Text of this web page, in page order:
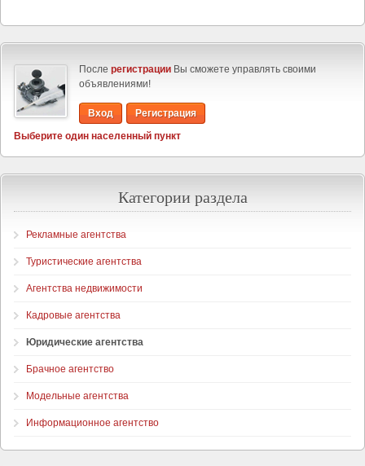
После регистрации Вы сможете управлять своими
объявлениями!
Вход
Регистрация
Выберите один населенный пункт
Категории раздела
Рекламные агентства
Туристические агентства
Агентства недвижимости
Кадровые агентства
Юридические агентства
Брачное агентство
Модельные агентства
Информационное агентство